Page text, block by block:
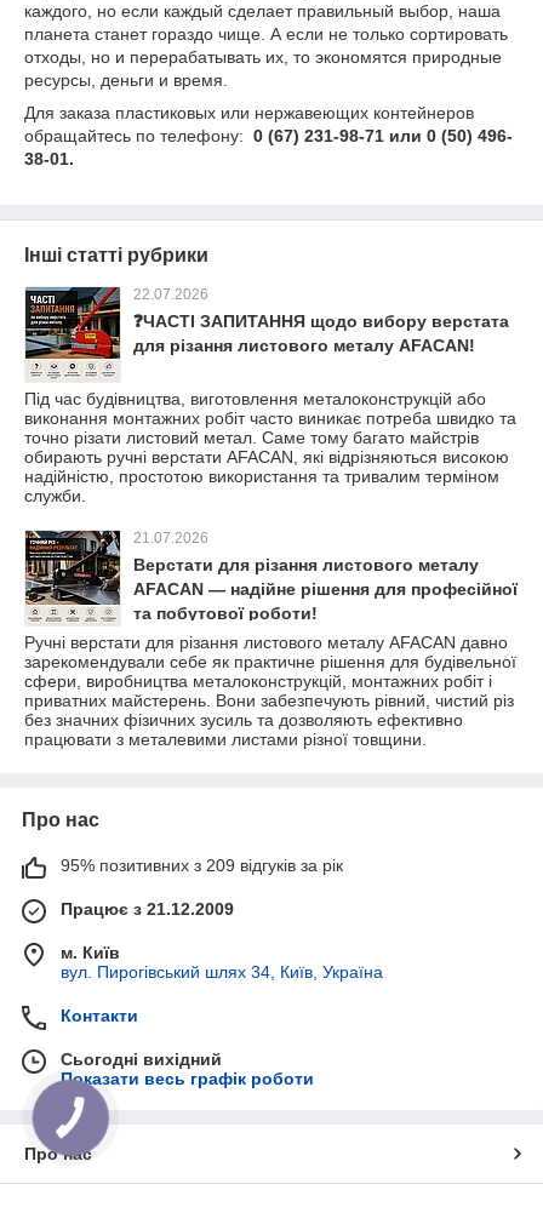
каждого, но если каждый сделает правильный выбор, наша
планета станет гораздо чище. А если не только сортировать
отходы, но и перерабатывать их, то экономятся природные
ресурсы, деньги и время.
Для заказа пластиковых или нержавеющих контейнеров
обращайтесь по телефону: 0 (67) 231-98-71 или 0 (50) 496-
38-01.
Інші статті рубрики
22.07.2026
❓ЧАСТІ ЗАПИТАННЯ щодо вибору верстата
для різання листового металу AFACAN!
Під час будівництва, виготовлення металоконструкцій або
виконання монтажних робіт часто виникає потреба швидко та
точно різати листовий метал. Саме тому багато майстрів
обирають ручні верстати AFACAN, які відрізняються високою
надійністю, простотою використання та тривалим терміном
служби.
21.07.2026
Верстати для різання листового металу
AFACAN — надійне рішення для професійної
та побутової роботи!
Ручні верстати для різання листового металу AFACAN давно
зарекомендували себе як практичне рішення для будівельної
сфери, виробництва металоконструкцій, монтажних робіт і
приватних майстерень. Вони забезпечують рівний, чистий різ
без значних фізичних зусиль та дозволяють ефективно
працювати з металевими листами різної товщини.
Про нас
95% позитивних з 209 відгуків за рік
Працює з 21.12.2009
м. Київ
вул. Пирогівський шлях 34, Київ, Україна
Контакти
Сьогодні вихідний
Показати весь графік роботи
Про нас